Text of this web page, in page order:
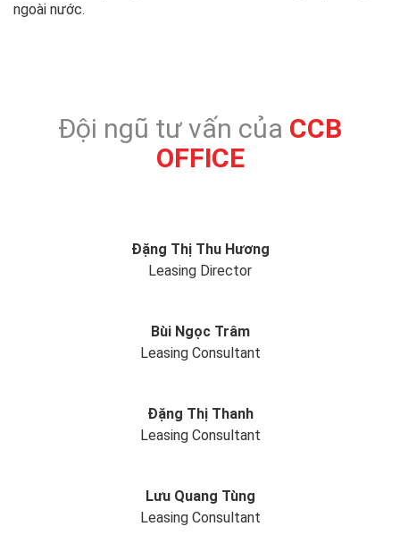
ngoài nước.
Đội ngũ tư vấn của CCB
OFFICE
Đặng Thị Thu Hương
Leasing Director
Bùi Ngọc Trâm
Leasing Consultant
Đặng Thị Thanh
Leasing Consultant
Lưu Quang Tùng
Leasing Consultant